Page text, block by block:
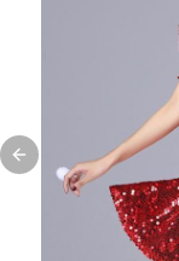
Previous slide